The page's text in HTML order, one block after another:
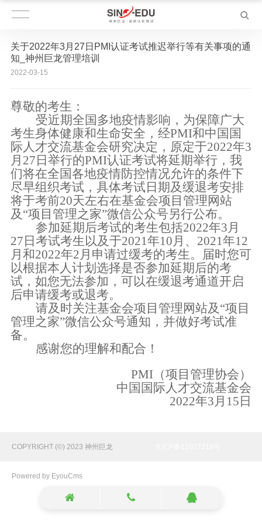
关于2022年3月27日PMI认证考试推迟举行等有关事项的通
知_神州巨龙管理培训
2022-03-15
尊敬的考生：
受近期全国多地疫情影响，为保障广大
考生身体健康和生命安全，经PMI和中国国
际人才交流基金会研究决定，原定于2022年3
月 27 日举行的PMI认证考试将延期举行，我
们将在全国各地疫情防控情况允许的条件下
尽早组织考试，具体考试日期及缓退考安排
将于考前20天左右在基金会项目管理网站
及 “项目管理之家”微信公众号另行公布。
参加延期后考试的考生包括2022年3月
27 日考试考生以及于2021年10月、 2021年12
月和2022年2月申请过缓考的考生。届时您可
以根据本人计划选择是否参加延期后的考
试，如您无法参加，可以在缓退考通道开启
后申请缓考或退考。
请及时关注基金会项目管理网站及 “项目
管理之家”微信公众号通知，并做好考试准
备。
感谢您的理解和配合！
PMI （项目管理协会）
中国国际人才交流基金会
2022年3月 15 日
COPYRIGHT (©) 2023 神州巨龙
Powered by EyouCms